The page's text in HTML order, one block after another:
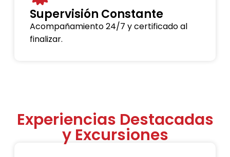
Supervisión Constante
Acompañamiento 24/7 y certificado al
finalizar.
Experiencias Destacadas
y Excursiones